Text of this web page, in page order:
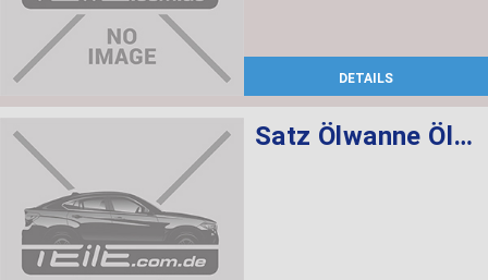
DETAILS
Satz Ölwanne Ölfilter Automatikgetriebe